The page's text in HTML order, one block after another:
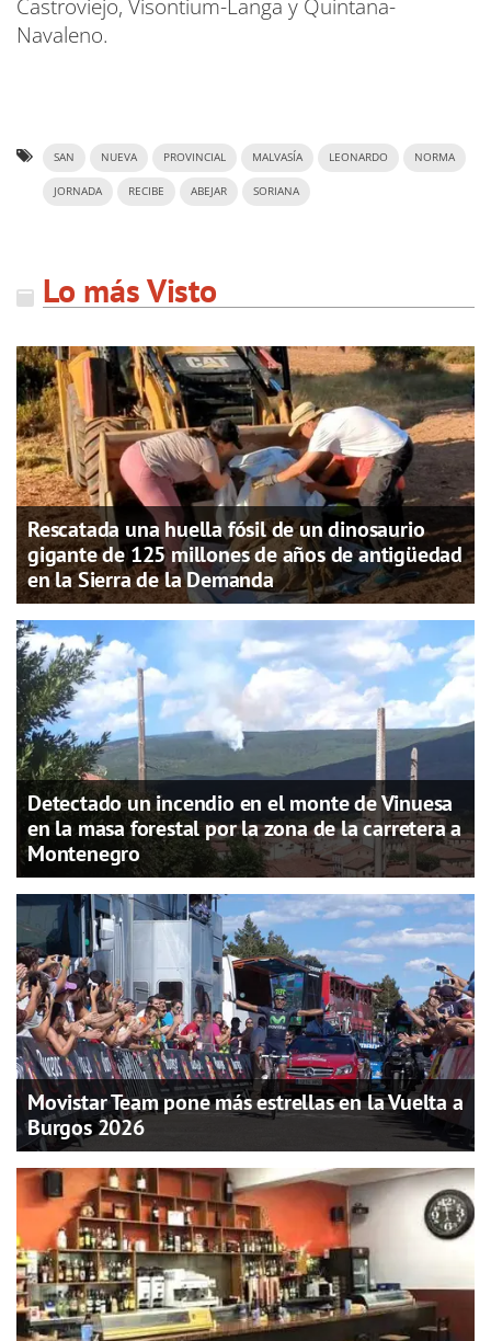
Castroviejo, Visontium-Langa y Quintana-
Navaleno.
SAN NUEVA PROVINCIAL MALVASÍA LEONARDO NORMA
JORNADA RECIBE ABEJAR SORIANA
Lo más Visto
Rescatada una huella fósil de un dinosaurio
gigante de 125 millones de años de antigüedad
en la Sierra de la Demanda
Detectado un incendio en el monte de Vinuesa
en la masa forestal por la zona de la carretera a
Montenegro
Movistar Team pone más estrellas en la Vuelta a
Burgos 2026